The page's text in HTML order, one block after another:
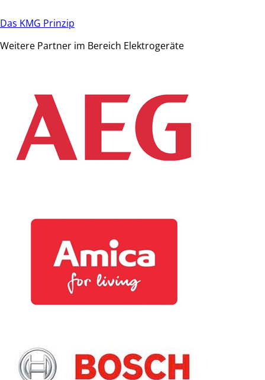
Das KMG Prinzip
Weitere Partner im Bereich Elektrogeräte